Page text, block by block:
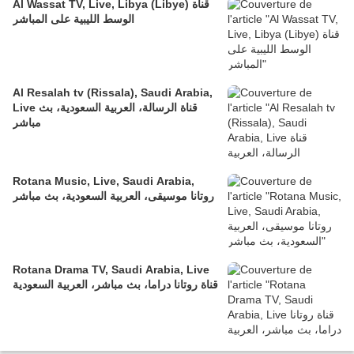
Al Wassat TV, Live, Libya (Libye) قناة
الوسط الليبية على المباشر
Al Resalah tv (Rissala), Saudi Arabia,
Live قناة الرسالة، العربية السعودية، بث
مباشر
Rotana Music, Live, Saudi Arabia,
روتانا موسيقى، العربية السعودية، بث مباشر
Rotana Drama TV, Saudi Arabia, Live
قناة روتانا دراما، بث مباشر، العربية السعودية